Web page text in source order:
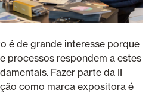
é de grande interesse porque
processos respondem a estes
Fazer parte da II
como marca expositora é